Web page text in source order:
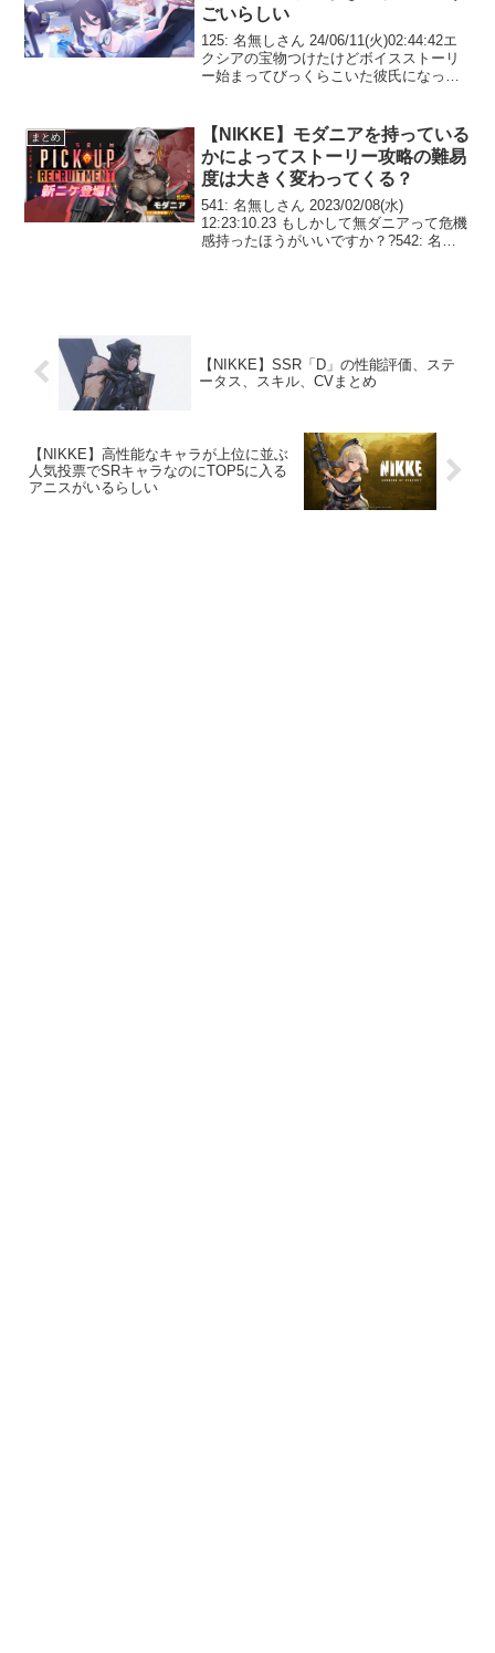
ごいらしい
125: 名無しさん 24/06/11(火)02:44:42エ
クシアの宝物つけたけどボイスストーリ
ー始まってびっくらこいた彼氏になった
24/06/11(火)02:45:45>>...
まとめ
【NIKKE】モダニアを持っている
かによってストーリー攻略の難易
度は大きく変わってくる？
541: 名無しさん 2023/02/08(水)
12:23:10.23 もしかして無ダニアって危機
感持ったほうがいいですか？?542: 名無
【NIKKE】SSR「D」の性能評価、ステ
ータス、スキル、CVまとめ
【NIKKE】高性能なキャラが上位に並ぶ
人気投票でSRキャラなのにTOP5に入る
アニスがいるらしい